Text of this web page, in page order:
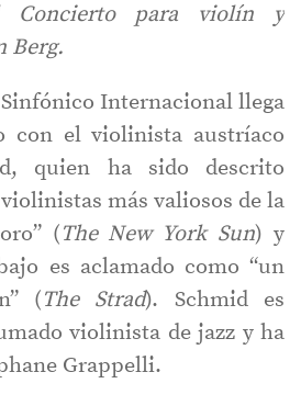
Concierto para violín y
Berg.
Internacional llega
con el violinista austríaco
quien ha sido descrito
más valiosos de la
(The New York Sun) y
es aclamado como “un
(The Strad). Schmid es
violinista de jazz y ha
Grappelli.